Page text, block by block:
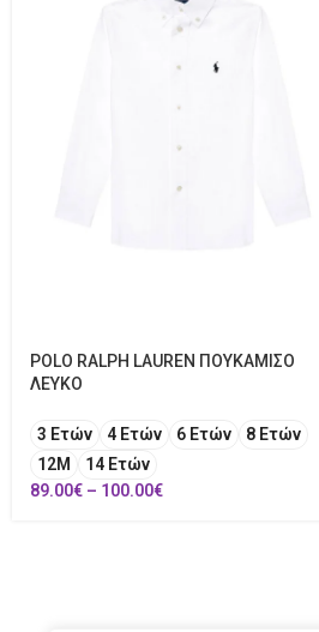
POLO RALPH LAUREN ΠΟΥΚΑΜΙΣΟ
ΛΕΥΚΟ
3 Ετών 4 Ετών 6 Ετών
8 Ετών
12Μ
14 Ετών
89.00€ – 100.00€